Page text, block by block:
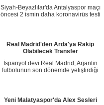
Siyah-Beyazlılar'da Antalyaspor maçı
öncesi 2 ismin daha koronavirüs testi
Real Madrid'den Arda'ya Rakip
Olabilecek Transfer
İspanyol devi Real Madrid, Arjantin
futbolunun son dönemde yetiştirdiği
Yeni Malatyaspor'da Alex Sesleri